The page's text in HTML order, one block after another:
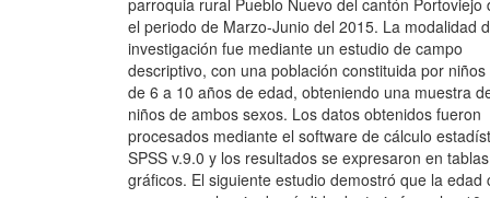
parroquia rural Pueblo Nuevo del cantón Portoviejo
el periodo de Marzo-Junio del 2015. La modalidad
investigación fue mediante un estudio de campo
descriptivo, con una población constituida por
de 6 a 10 años de edad, obteniendo una muestra
niños de ambos sexos. Los datos obtenidos fueron
procesados mediante el software de cálculo
SPSS v.9.0 y los resultados se expresaron en
gráficos. El siguiente estudio demostró que la edad